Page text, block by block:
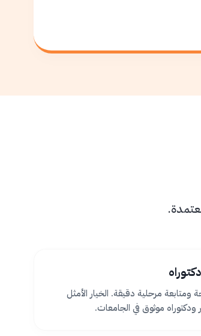
مرحلية دقيقة. الخيار الأمثل
موثوق في الجامعات.